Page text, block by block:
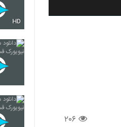
۲۰۶
HD